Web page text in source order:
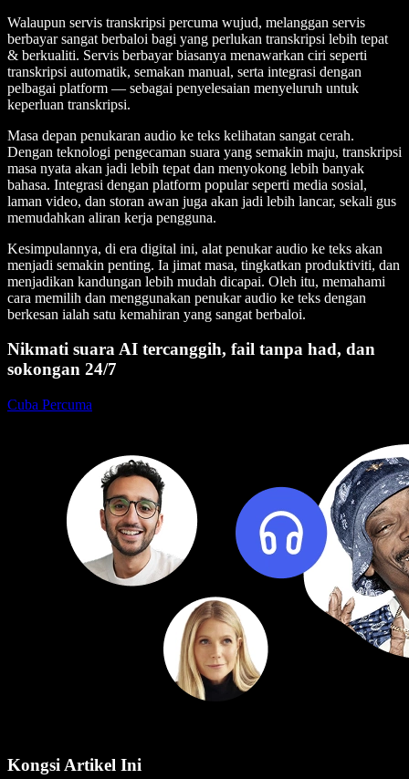
Walaupun servis transkripsi percuma wujud, melanggan servis
berbayar sangat berbaloi bagi yang perlukan transkripsi lebih tepat
& berkualiti. Servis berbayar biasanya menawarkan ciri seperti
transkripsi automatik, semakan manual, serta integrasi dengan
pelbagai platform — sebagai penyelesaian menyeluruh untuk
keperluan transkripsi.
Masa depan penukaran audio ke teks kelihatan sangat cerah.
Dengan teknologi pengecaman suara yang semakin maju, transkripsi
masa nyata akan jadi lebih tepat dan menyokong lebih banyak
bahasa. Integrasi dengan platform popular seperti media sosial,
laman video, dan storan awan juga akan jadi lebih lancar, sekali gus
memudahkan aliran kerja pengguna.
Kesimpulannya, di era digital ini, alat penukar audio ke teks akan
menjadi semakin penting. Ia jimat masa, tingkatkan produktiviti, dan
menjadikan kandungan lebih mudah dicapai. Oleh itu, memahami
cara memilih dan menggunakan penukar audio ke teks dengan
berkesan ialah satu kemahiran yang sangat berbaloi.
Nikmati suara AI tercanggih, fail tanpa had, dan
sokongan 24/7
Cuba Percuma
Kongsi Artikel Ini